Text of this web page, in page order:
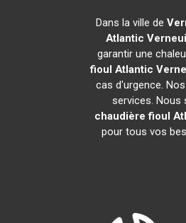
Dans la ville de
Atlantic
garantir une
fioul Atlantic
cas d'urgence.
services.
chaudière fioul
pour tous vos